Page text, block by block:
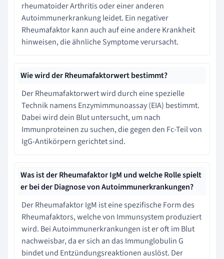
rheumatoider Arthritis oder einer anderen
Autoimmunerkrankung leidet. Ein negativer
Rheumafaktor kann auch auf eine andere Krankheit
hinweisen, die ähnliche Symptome verursacht.
Wie wird der Rheumafaktorwert bestimmt?
Der Rheumafaktorwert wird durch eine spezielle
Technik namens Enzymimmunoassay (EIA) bestimmt.
Dabei wird dein Blut untersucht, um nach
Immunproteinen zu suchen, die gegen den Fc-Teil von
IgG-Antikörpern gerichtet sind.
Was ist der Rheumafaktor IgM und welche Rolle spielt
er bei der Diagnose von Autoimmunerkrankungen?
Der Rheumafaktor IgM ist eine spezifische Form des
Rheumafaktors, welche von Immunsystem produziert
wird. Bei Autoimmunerkrankungen ist er oft im Blut
nachweisbar, da er sich an das Immunglobulin G
bindet und Entzündungsreaktionen auslöst. Der